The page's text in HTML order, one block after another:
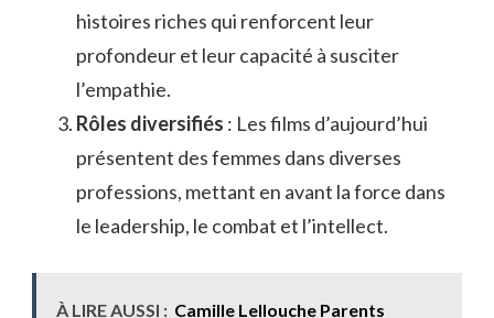
histoires riches qui renforcent leur
profondeur et leur capacité à susciter
l’empathie.
Rôles diversifiés : Les films d’aujourd’hui
présentent des femmes dans diverses
professions, mettant en avant la force dans
le leadership, le combat et l’intellect.
À LIRE AUSSI : Camille Lellouche Parents